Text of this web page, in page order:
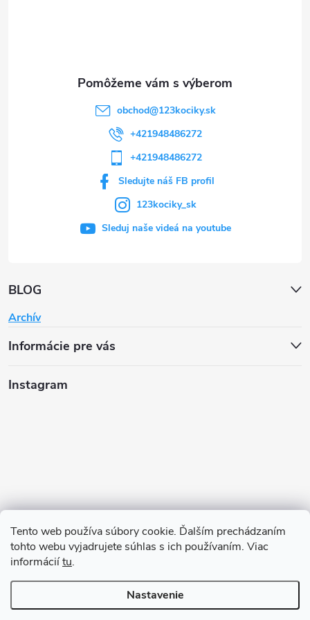
Tento web používa súbory cookie. Ďalším prechádzaním
tohto webu vyjadrujete súhlas s ich používaním. Viac
informáciítu.
Nastavenie
BLOG
Archív
Informácie pre vás
obchod@123kociky.sk
+421948486272
+421948486272
Sledujte náš FB profil
123kociky_sk
Sleduj naše videá na youtube
Instagram
Sledovať na Instagrame